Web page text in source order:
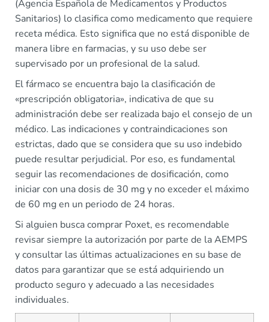
(Agencia Española de Medicamentos y Productos
Sanitarios) lo clasifica como medicamento que requiere
receta médica. Esto significa que no está disponible de
manera libre en farmacias, y su uso debe ser
supervisado por un profesional de la salud.
El fármaco se encuentra bajo la clasificación de
«prescripción obligatoria», indicativa de que su
administración debe ser realizada bajo el consejo de un
médico. Las indicaciones y contraindicaciones son
estrictas, dado que se considera que su uso indebido
puede resultar perjudicial. Por eso, es fundamental
seguir las recomendaciones de dosificación, como
iniciar con una dosis de 30 mg y no exceder el máximo
de 60 mg en un periodo de 24 horas.
Si alguien busca comprar Poxet, es recomendable
revisar siempre la autorización por parte de la AEMPS
y consultar las últimas actualizaciones en su base de
datos para garantizar que se está adquiriendo un
producto seguro y adecuado a las necesidades
individuales.